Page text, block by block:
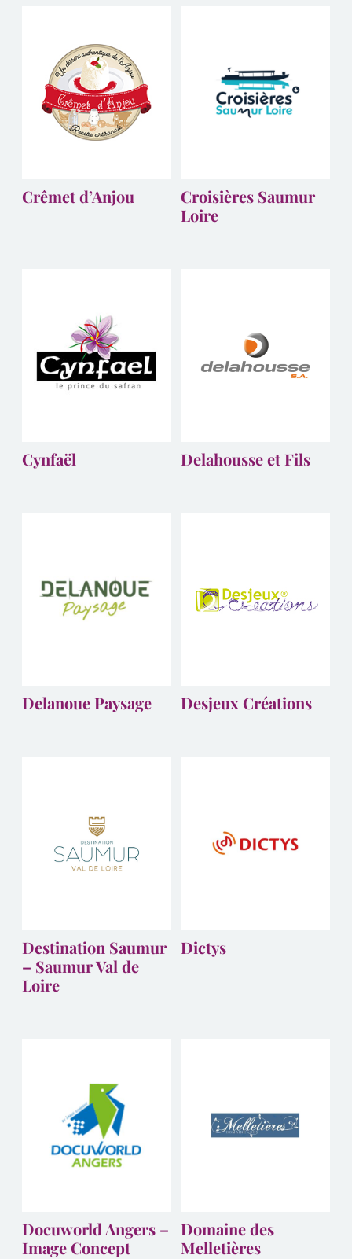
Crêmet d’Anjou
Croisières Saumur
Loire
Cynfaël Delahousse et Fils
Delanoue Paysage Desjeux Créations
Destination Saumur
– Saumur Val de
Loire
Dictys
Docuworld Angers –
Image Concept
Domaine des
Melletières